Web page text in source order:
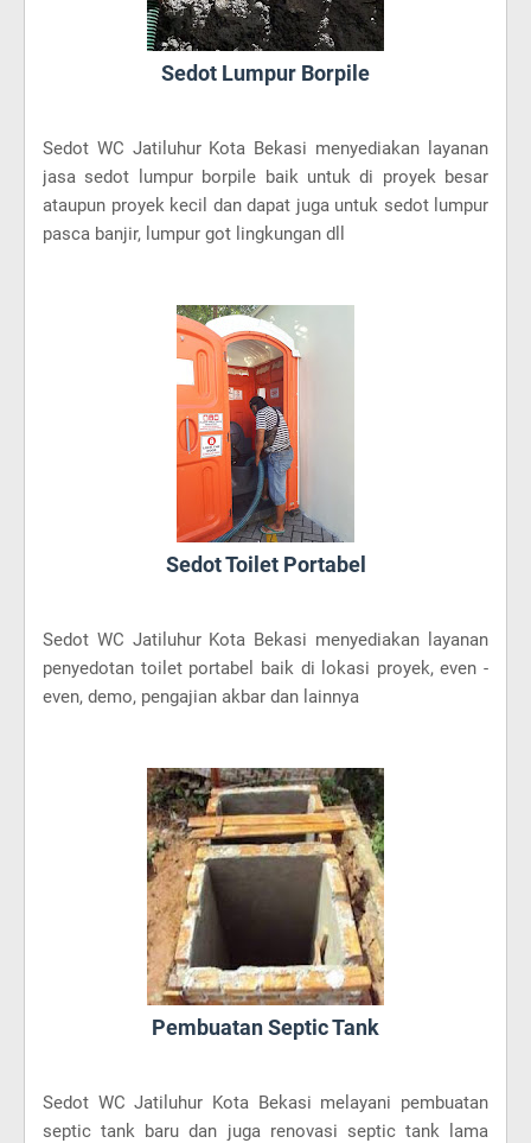
Sedot Lumpur Borpile
Sedot WC Jatiluhur Kota Bekasi menyediakan layanan
jasa sedot lumpur borpile baik untuk di proyek besar
ataupun proyek kecil dan dapat juga untuk sedot lumpur
pasca banjir, lumpur got lingkungan dll
Sedot Toilet Portabel
Sedot WC Jatiluhur Kota Bekasi menyediakan layanan
penyedotan toilet portabel baik di lokasi proyek, even -
even, demo, pengajian akbar dan lainnya
Pembuatan Septic Tank
Sedot WC Jatiluhur Kota Bekasi melayani pembuatan
septic tank baru dan juga renovasi septic tank lama